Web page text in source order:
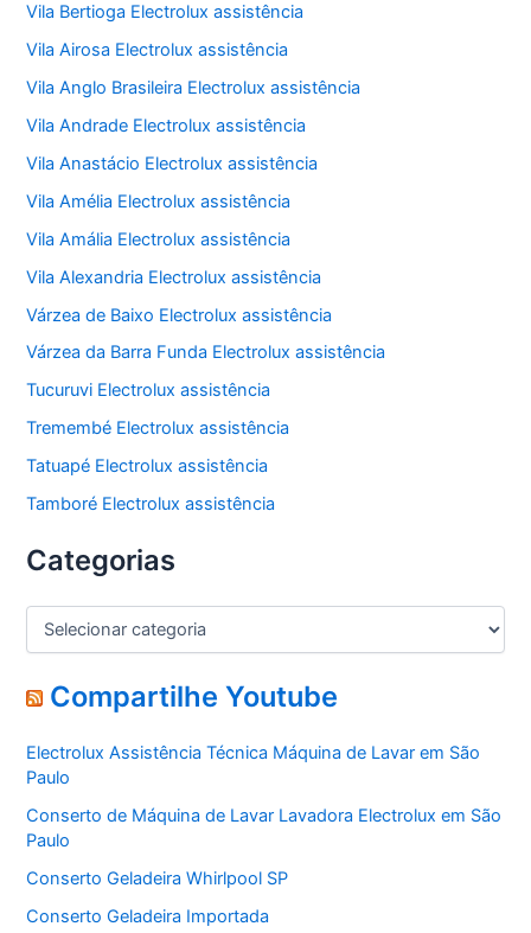
Vila Bertioga Electrolux assistência
Vila Airosa Electrolux assistência
Vila Anglo Brasileira Electrolux assistência
Vila Andrade Electrolux assistência
Vila Anastácio Electrolux assistência
Vila Amélia Electrolux assistência
Vila Amália Electrolux assistência
Vila Alexandria Electrolux assistência
Várzea de Baixo Electrolux assistência
Várzea da Barra Funda Electrolux assistência
Tucuruvi Electrolux assistência
Tremembé Electrolux assistência
Tatuapé Electrolux assistência
Tamboré Electrolux assistência
Categorias
C
e
g
r
i
a
s
Compartilhe Youtube
Electrolux Assistência Técnica Máquina de Lavar em São
Paulo
Conserto de Máquina de Lavar Lavadora Electrolux em São
Paulo
Conserto Geladeira Whirlpool SP
Conserto Geladeira Importada